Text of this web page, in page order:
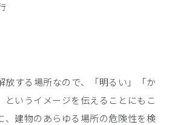
する場所なので、「明るい」「か
というイメージを伝えることにもこ
、建物のあらゆる場所の危険性を検